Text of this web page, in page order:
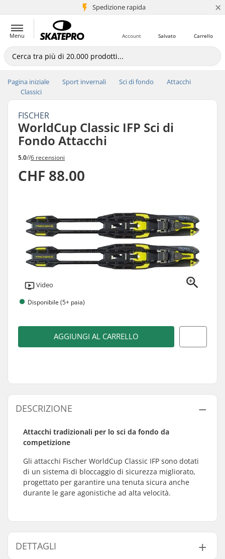
Spedizione rapida
+5 mln di clienti ×
Menu Carrello
Salvato
Account
Pagina iniziale Sport invernali Sci di fondo
Attacchi
Classici
FISCHER
WorldCup Classic IFP Sci di
Fondo Attacchi
5.0//6 recensioni
CHF 88.00
Video
Disponibile (5+ paia)
AGGIUNGI AL CARRELLO
DESCRIZIONE
Attacchi tradizionali per lo sci da fondo da
competizione
Gli attacchi Fischer WorldCup Classic IFP sono dotati
di un sistema di bloccaggio di sicurezza migliorato,
progettato per garantire una tenuta sicura anche
durante le gare agonistiche ad alta velocità.
DETTAGLI